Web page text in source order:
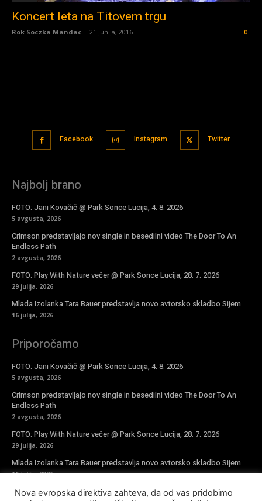
Koncert leta na Titovem trgu
Rok Soczka Mandac - 21 junija, 2016 0
Facebook Instagram Twitter
Najbolj brano
FOTO: Jani Kovačič @ Park Sonce Lucija, 4. 8. 2026
5 avgusta, 2026
Crimson predstavljajo nov single in besedilni video The Door To An
Endless Path
2 avgusta, 2026
FOTO: Play With Nature večer @ Park Sonce Lucija, 28. 7. 2026
29 julija, 2026
Mlada Izolanka Tara Bauer predstavlja novo avtorsko skladbo Sijem
16 julija, 2026
Priporočamo
FOTO: Jani Kovačič @ Park Sonce Lucija, 4. 8. 2026
5 avgusta, 2026
Crimson predstavljajo nov single in besedilni video The Door To An
Endless Path
2 avgusta, 2026
FOTO: Play With Nature večer @ Park Sonce Lucija, 28. 7. 2026
29 julija, 2026
Mlada Izolanka Tara Bauer predstavlja novo avtorsko skladbo Sijem
16 julija, 2026
Nova evropska direktiva zahteva, da od vas pridobimo